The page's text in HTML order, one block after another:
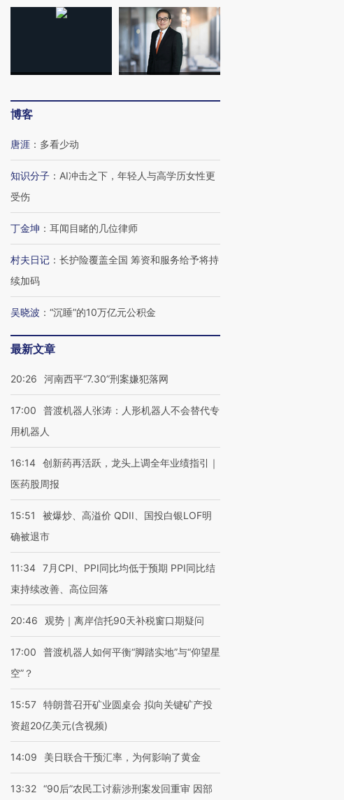
“入侵”还是“人道危
湖北宜昌局部短时降雨
128毫米 紧急转移近
4000人
哈尔滨遭遇短时极端强降
米
】走进第四届链博
让数智科技“链”接产
有意思的生活方式·第三对
住三大增长引擎是什么？
博客
唐涯 ： 多看少动
知识分子 ： AI冲击之下，年轻人与高学历女性更
受伤
丁金坤 ： 耳闻目睹的几位律师
村夫日记 ： 长护险覆盖全国 筹资和服务给予将持
续加码
吴晓波 ： “沉睡”的10万亿元公积金
最新文章
20:26 河南西平“7.30”刑案嫌犯落网
17:00
普渡机器人张涛：人形机器人不会替代专
用机器人
16:14 创新药再活跃，龙头上调全年业绩指引｜
医药股周报
15:51
被爆炒、高溢价 QDII、国投白银LOF明
确被退市
11:34 7月CPI、PPI同比均低于预期 PPI同比结
束持续改善、高位回落
20:46 观势｜离岸信托90天补税窗口期疑问
17:00
普渡机器人如何平衡“脚踏实地”与“仰望星
空”？
15:57 特朗普召开矿业圆桌会 拟向关键矿产投
资超20亿美元(含视频)
14:09 美日联合干预汇率，为何影响了黄金
13:32 “90后”农民工讨薪涉刑案发回重审 因部